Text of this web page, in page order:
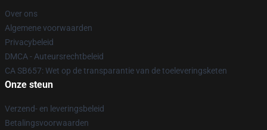
Over ons
Algemene voorwaarden
Privacybeleid
DMCA - Auteursrechtbeleid
CA SB657: Wet op de transparantie van de toeleveringsketen
Onze steun
Verzend- en leveringsbeleid
Betalingsvoorwaarden